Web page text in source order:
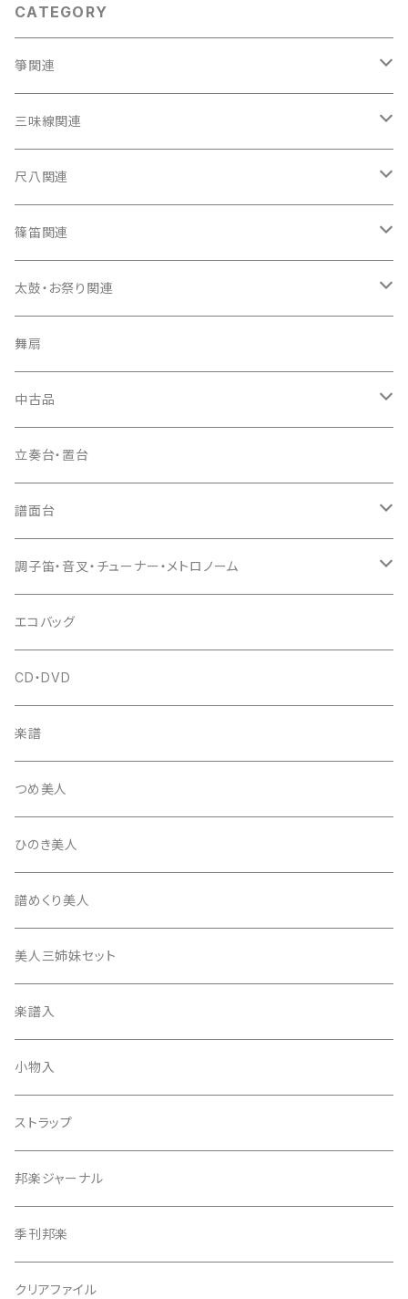
CATEGORY
箏関連
箏（本体）
箏カバー
箏袋
口前袋・尾布
爪・爪輪
爪入
爪駒入
猫足入
爪ばさみ
箏柱
柱入
平柱入
三角柱入
琴台
13絃用琴台（低）
13絃用琴台（高）
桐柱箱
消音フェルト
三味線関連
三味線（本体）
三味線ケース
長トランク・三ツ折トランク
ソフトケース
雨用カバー
長袋・三ツ組袋・胴袋
胴掛
根緒
糸
(丸三) 寿糸
はつね糸
駒
地唄駒
長唄駒
糸駒入
爪駒入
撥入
一丁撥入
三角撥入（ファスナー式）
撥
長唄・民謡撥
地唄撥
撥さや
撥滑り止めゴム
ひざゴム・胴ゴム・おひざもと
天神袋
天神巾着
指すり
つぼシール
撥皮・撥皮のり
胴板
尺八関連
尺八（本体）
尺八袋
歌口キャップ
つゆ切り
篠笛関連
篠笛（本体）
お祭り用６穴
お祭り用７穴
篠笛袋
太鼓・お祭り関連
太鼓（本体）
太鼓撥
手拍子（チャンチャン）
当り鉦
シュモク（当り鉦バチ）
舞扇
中古品
箏（本体）
三味線（本体）
立奏台・置台
譜面台
座奏用譜面台
立奏用譜面台
調子笛・音叉・チューナー・メトロノーム
調子笛・音叉
チューナー・メトロノーム
エコバッグ
CD・DVD
楽譜
つめ美人
ひのき美人
譜めくり美人
美人三姉妹セット
楽譜入
小物入
ストラップ
邦楽ジャーナル
季刊邦楽
クリアファイル